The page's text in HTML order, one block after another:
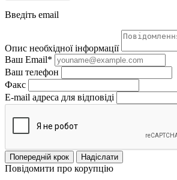
Введіть email
Опис необхідної інформації
Ваш Email*
Ваш телефон
Факс
E-mail адреса для відповіді
Попередній крок Надіслати
Повідомити про корупцію